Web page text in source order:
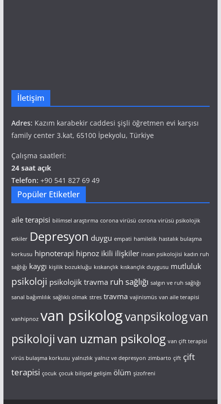
İletişim
Adres: Kazım karabekir caddesi şişli öğretmen evi karşısı
family center 3.kat, 65100 İpekyolu, Türkiye
Çalışma saatleri:
24 saat açık
Telefon: +90 541 827 69 49
Popüler Etiketler
aile terapisi bilimsel araştırma corona virüsü corona virüsü psikolojik
etkiler Depresyon duygu empati hamilelik hastalık bulaşma
korkusu hipnoterapi hipnoz ikili ilişkiler insan psikolojisi kadın ruh
sağlığı kaygı kişilik bozukluğu kıskançlık kıskançlık duygusu mutluluk
psikoloji psikolojik travma ruh sağlığı salgın ve ruh sağlığı
sanal bağımlılık sağlıklı olmak stres travma vajinismüs van aile terapisi
vanhipnoz van psikologvanpsikologvan
psikolojivan uzman psikolog van çift terapisi
virüs bulaşma korkusu yalnızlık yalnız ve depresyon zimbarto çift çift
terapisi çocuk çocuk bilişsel gelişim ölüm şizofreni